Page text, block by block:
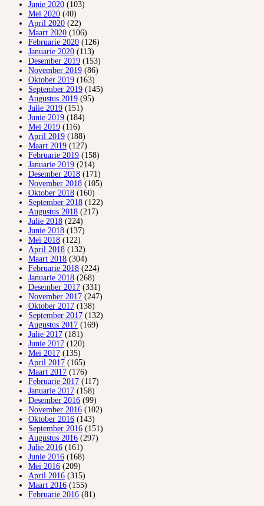
Junie 2020 (103)
Mei 2020 (40)
April 2020 (22)
Maart 2020 (106)
Februarie 2020 (126)
Januarie 2020 (113)
Desember 2019 (153)
November 2019 (86)
Oktober 2019 (163)
September 2019 (145)
Augustus 2019 (95)
Julie 2019 (151)
Junie 2019 (184)
Mei 2019 (116)
April 2019 (188)
Maart 2019 (127)
Februarie 2019 (158)
Januarie 2019 (214)
Desember 2018 (171)
November 2018 (105)
Oktober 2018 (160)
September 2018 (122)
Augustus 2018 (217)
Julie 2018 (224)
Junie 2018 (137)
Mei 2018 (122)
April 2018 (132)
Maart 2018 (304)
Februarie 2018 (224)
Januarie 2018 (268)
Desember 2017 (331)
November 2017 (247)
Oktober 2017 (138)
September 2017 (132)
Augustus 2017 (169)
Julie 2017 (181)
Junie 2017 (120)
Mei 2017 (135)
April 2017 (165)
Maart 2017 (176)
Februarie 2017 (117)
Januarie 2017 (158)
Desember 2016 (99)
November 2016 (102)
Oktober 2016 (143)
September 2016 (151)
Augustus 2016 (297)
Julie 2016 (161)
Junie 2016 (168)
Mei 2016 (209)
April 2016 (315)
Maart 2016 (155)
Februarie 2016 (81)